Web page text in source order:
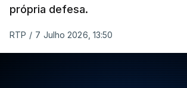
própria defesa.
RTP / 7 Julho 2026, 13:50